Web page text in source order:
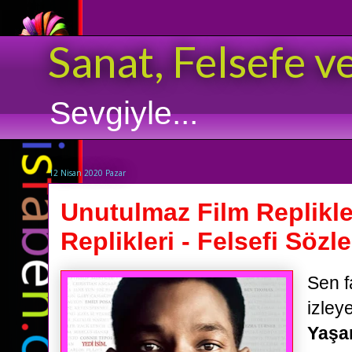
Sanat, Felsefe
Sevgiyle...
12 Nisan 2020 Pazar
Unutulmaz Film
Replikleri - Felsefi
Sen